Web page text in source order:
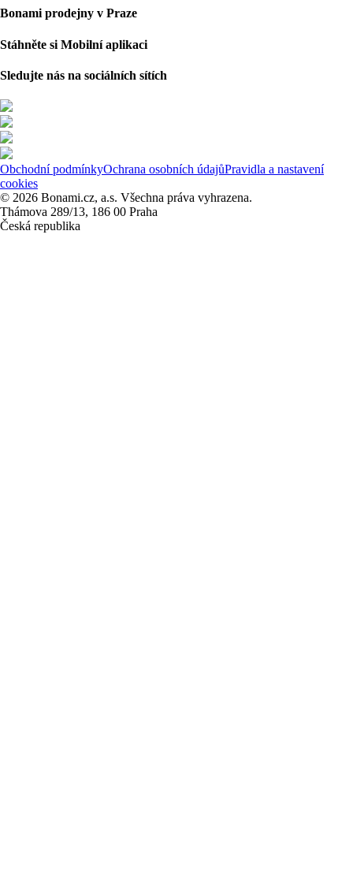
Bonami prodejny v Praze
Stáhněte si Mobilní aplikaci
Sledujte nás na sociálních sítích
Obchodní podmínkyOchrana osobních údajůPravidla a nastavení
cookies
© 2026 Bonami.cz, a.s. Všechna práva vyhrazena.
Thámova 289/13, 186 00 Praha
Česká republika